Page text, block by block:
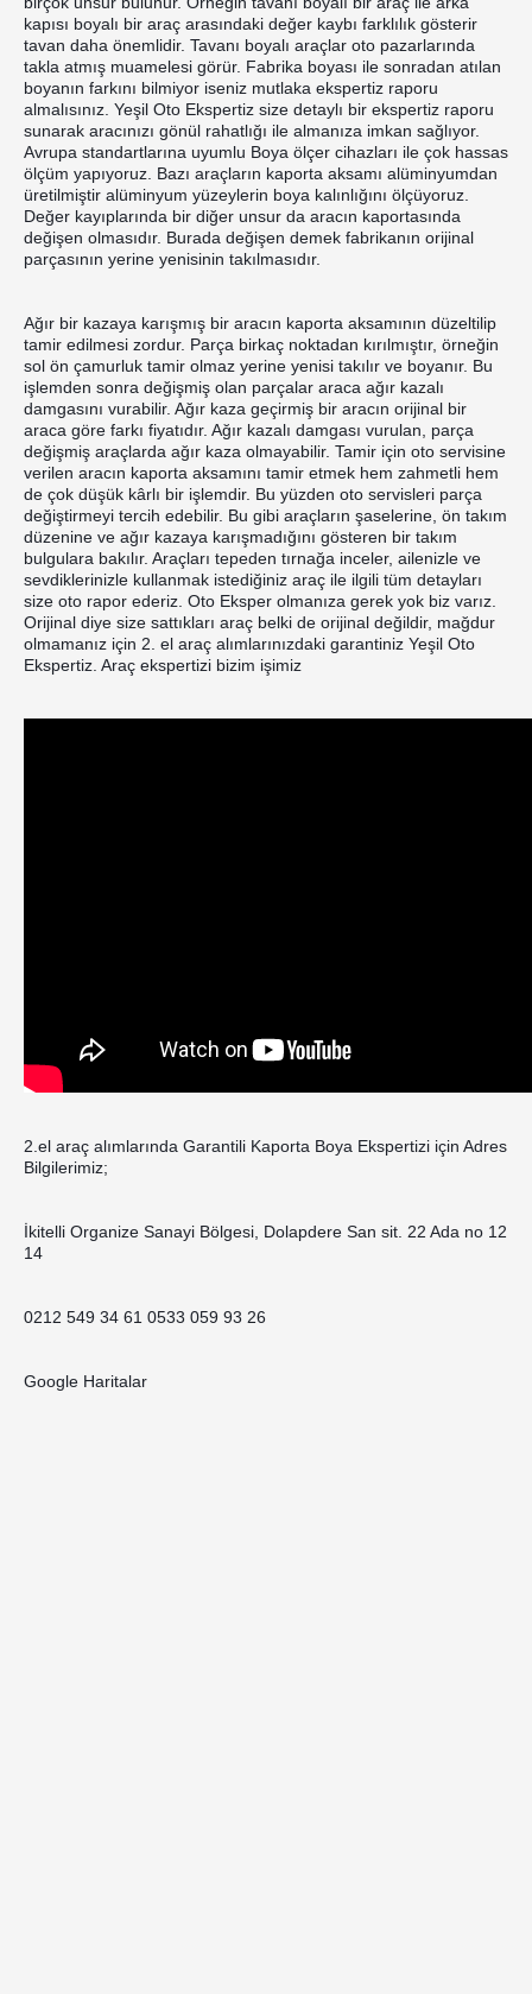
kapısı boyalı bir araç arasındaki değer kaybı farklılık gösterir
tavan daha önemlidir. Tavanı boyalı araçlar oto pazarlarında
takla atmış muamelesi görür. Fabrika boyası ile sonradan atılan
boyanın farkını bilmiyor iseniz mutlaka ekspertiz raporu
almalısınız. Yeşil Oto Ekspertiz size detaylı bir ekspertiz raporu
sunarak aracınızı gönül rahatlığı ile almanıza imkan sağlıyor.
Avrupa standartlarına uyumlu Boya ölçer cihazları ile çok hassas
ölçüm yapıyoruz. Bazı araçların kaporta aksamı alüminyumdan
üretilmiştir alüminyum yüzeylerin boya kalınlığını ölçüyoruz.
Değer kayıplarında bir diğer unsur da aracın kaportasında
değişen olmasıdır. Burada değişen demek fabrikanın orijinal
parçasının yerine yenisinin takılmasıdır.
Ağır bir kazaya karışmış bir aracın kaporta aksamının düzeltilip
tamir edilmesi zordur. Parça birkaç noktadan kırılmıştır, örneğin
sol ön çamurluk tamir olmaz yerine yenisi takılır ve boyanır. Bu
işlemden sonra değişmiş olan parçalar araca ağır kazalı
damgasını vurabilir. Ağır kaza geçirmiş bir aracın orijinal bir
araca göre farkı fiyatıdır. Ağır kazalı damgası vurulan, parça
değişmiş araçlarda ağır kaza olmayabilir. Tamir için oto servisine
verilen aracın kaporta aksamını tamir etmek hem zahmetli hem
de çok düşük kârlı bir işlemdir. Bu yüzden oto servisleri parça
değiştirmeyi tercih edebilir. Bu gibi araçların şaselerine, ön takım
düzenine ve ağır kazaya karışmadığını gösteren bir takım
bulgulara bakılır. Araçları tepeden tırnağa inceler, ailenizle ve
sevdiklerinizle kullanmak istediğiniz araç ile ilgili tüm detayları
size oto rapor ederiz. Oto Eksper olmanıza gerek yok biz varız.
Orijinal diye size sattıkları araç belki de orijinal değildir, mağdur
olmamanız için 2. el araç alımlarınızdaki garantiniz Yeşil Oto
Ekspertiz. Araç ekspertizi bizim işimiz
2.el araç alımlarında Garantili Kaporta Boya Ekspertizi için Adres
Bilgilerimiz;
İkitelli Organize Sanayi Bölgesi, Dolapdere San sit. 22 Ada no 12
14
0212 549 34 61 0533 059 93 26
Google Haritalar